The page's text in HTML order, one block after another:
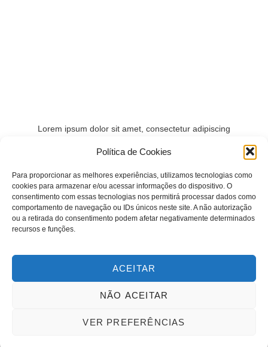
Política de Cookies
Para proporcionar as melhores experiências, utilizamos tecnologias como
cookies para armazenar e/ou acessar informações do dispositivo. O
consentimento com essas tecnologias nos permitirá processar dados como
comportamento de navegação ou IDs únicos neste site. A não autorização
ou a retirada do consentimento podem afetar negativamente determinados
recursos e funções.
ACEITAR
NÃO ACEITAR
VER PREFERÊNCIAS
Lorem ipsum dolor sit amet, consectetur adipiscing
dolore
Sun - Sat : 9:00 AM - 16:00 PM
(+62) 8132 521 438